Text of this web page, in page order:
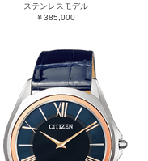
ステンレスモデル
￥385,000